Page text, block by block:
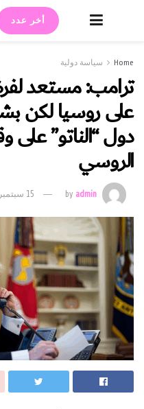
أخر عدد
Home سياسة دولية
ترامب: مستعد
على روسيا لكن
دول “الناتو”
الروسي
byadmin 15 سبتمبر 2025